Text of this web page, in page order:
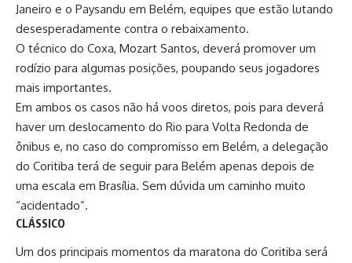
Janeiro e o Paysandu em Belém, equipes que estão lutando
desesperadamente contra o rebaixamento.
O técnico do Coxa, Mozart Santos, deverá promover um
rodízio para algumas posições, poupando seus jogadores
mais importantes.
Em ambos os casos não há voos diretos, pois para deverá
haver um deslocamento do Rio para Volta Redonda de
ônibus e, no caso do compromisso em Belém, a delegação
do Coritiba terá de seguir para Belém apenas depois de
uma escala em Brasília. Sem dúvida um caminho muito
“acidentado”.
CLÁSSICO
Um dos principais momentos da maratona do Coritiba será